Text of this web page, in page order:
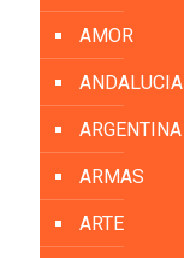
AMOR
ANDALUCIA
ARGENTINA
ARMAS
ARTE